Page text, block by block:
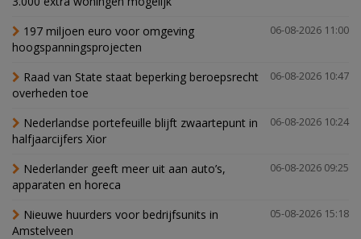
06-08-2026 11:00
197 miljoen euro voor omgeving
hoogspanningsprojecten
06-08-2026 10:47
Raad van State staat beperking beroepsrecht
overheden toe
06-08-2026 10:24
Nederlandse portefeuille blijft zwaartepunt in
halfjaarcijfers Xior
06-08-2026 09:25
Nederlander geeft meer uit aan auto’s,
apparaten en horeca
05-08-2026 15:18
Nieuwe huurders voor bedrijfsunits in
Amstelveen